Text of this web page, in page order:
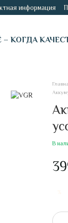
информация
– КОГДА
В